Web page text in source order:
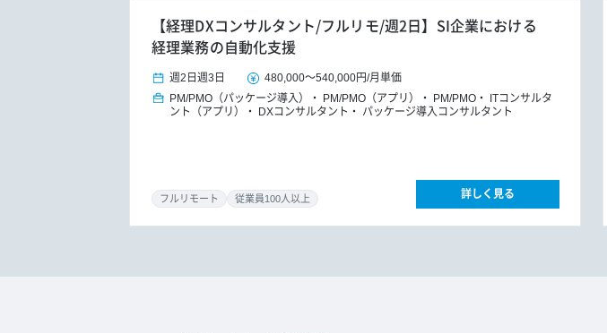
【経理DXコンサルタント/フルリモ/週2日】SI企業における
経理業務の自動化支援
週2日 週3日 480,000～540,000円/月単価
PM/PMO（パッケージ導入）
PM/PMO（アプリ） PM/PMO
ITコンサルタ
ント（アプリ）
DXコンサルタント パッケージ導入コンサルタント
フルリモート 従業員100人以上 詳しく見る